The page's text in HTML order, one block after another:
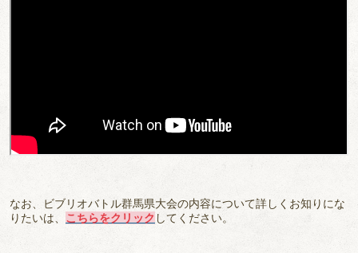
なお、ビブリオバトル群馬県大会の内容について詳しくお知りにな
りたいは、 こちらをクリック してください。